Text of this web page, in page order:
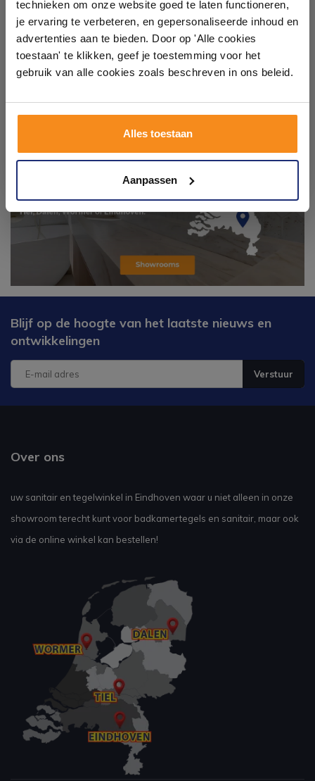
technieken om onze website goed te laten functioneren,
je ervaring te verbeteren, en gepersonaliseerde inhoud en
advertenties aan te bieden. Door op 'Alle cookies
toestaan' te klikken, geef je toestemming voor het
gebruik van alle cookies zoals beschreven in ons beleid.
Alles toestaan
Aanpassen
Blijf op de hoogte van het laatste nieuws en
ontwikkelingen
Verstuur
Over ons
uw sanitair en tegelwinkel in Eindhoven waar u niet alleen in onze
showroom terecht kunt voor badkamertegels en sanitair, maar ook
via de online winkel kan bestellen!
Laat je inspireren door 21 volledig ingerichte
badkameropstellingen – van compact tot luxe. Onze
ervaren adviseurs helpen je persoonlijk, en je vindt
tegels & sanitair direct uit voorraad. Gratis parkeren
op eigen terrein.
Kom langs en ervaar zelf het verschil!